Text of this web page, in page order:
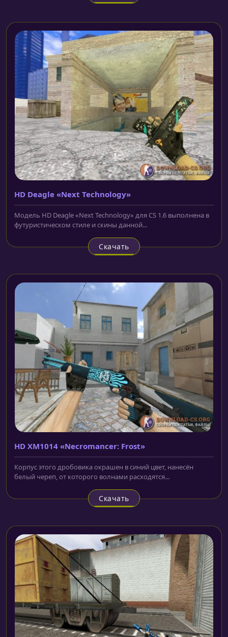
HD Deagle «Next Technology»
Модель HD Deagle «Next Technology» для CS 1.6 выполнена в
футуристическом стиле и скины данной...
Скачать
HD XM1014 «Necromancer: Frost»
Корпус этого дробовика окрашен в синий цвет, нанесён
белый череп, от которого волнами расходятся...
Скачать